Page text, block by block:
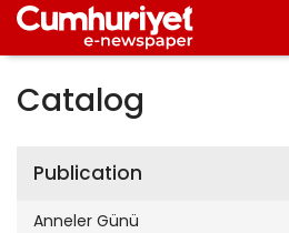
Catalog
Publication
Anneler Günü